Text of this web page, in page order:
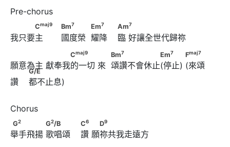
Cmaj9 Bm
Em Am7
Cmaj9 Bm7 Em7 Am7
我只要主       國度榮  耀降    臨 好讓全世代歸祢
C
Bm7 Em7 Fmaj7
G/E
Cmaj9 Bm7 Em7 Fmaj7
G/E
願意為主 獻奉我的一切 來  頌讚不會休止(停止) (來頌
讚    都不止息)
G2 G /B　　　                        C
D9
G2 G2/B C6 D9
舉手飛揚 歌唱頌    讚 願祢共我走遠方